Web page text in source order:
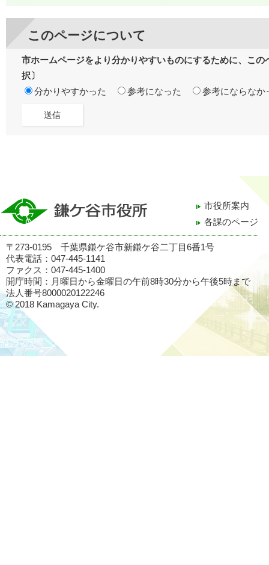
このページについて
市ホームページをより分かりやすいものにするために、こ
択〕
分かりやすかった
参考になった 参考にならなか
市役所案内
各課のページ
〒273-0195 千葉県鎌ケ谷市新鎌ケ谷二丁目6番1号
代表電話：047-445-1141
ファクス：047-445-1400
開庁時間：月曜日から金曜日の午前8時30分から午後5時まで
法人番号8000020122246
© 2018 Kamagaya City.